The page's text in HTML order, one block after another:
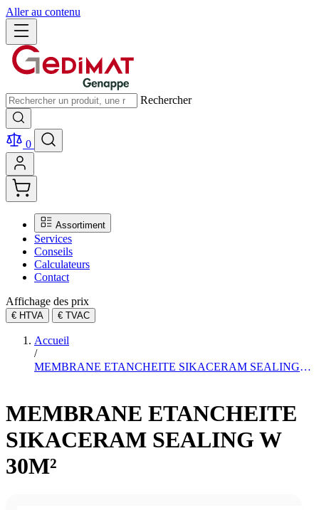
Aller au contenu
Rechercher
0
Assortiment
Services
Conseils
Calculateurs
Contact
Affichage des prix
€ HTVA € TVAC
Accueil
/
MEMBRANE ETANCHEITE SIKACERAM SEALING W 30M²
MEMBRANE ETANCHEITE
SIKACERAM SEALING W
30M²